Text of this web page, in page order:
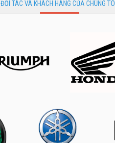
ĐỐI TÁC VÀ KHÁCH HÀNG CỦA CHÚNG TÔI